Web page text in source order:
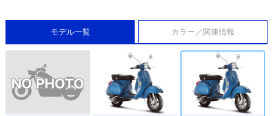
モデル一覧 カラー／関連情報